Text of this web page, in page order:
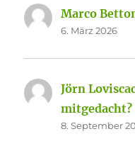
Marco
6. März 2026
Jörn
mitgedacht?
8. September